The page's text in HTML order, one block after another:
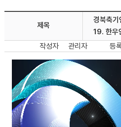
제목
경북축
19. 한우
등
작성자 관리자